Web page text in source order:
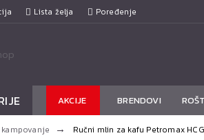
Lista želja Poređenje
AKCIJE BRENDOVI
Ručni mlin za kafu Petromax HCG